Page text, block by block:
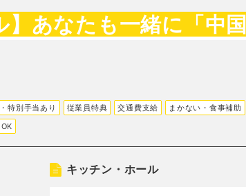
】あなたも一緒に「
特別手当あり 従業員特典 交通費支給 まかない・食事補助
キッチン・ホール